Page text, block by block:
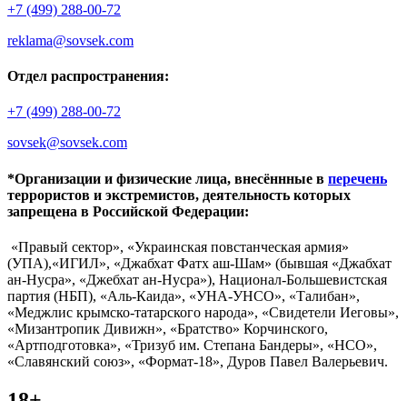
+7 (499) 288-00-72
reklama@sovsek.com
Отдел распространения:
+7 (499) 288-00-72
sovsek@sovsek.com
*Организации и физические лица, внесённные в перечень
террористов и экстремистов, деятельность которых
запрещена в Российской Федерации:
«Правый сектор», «Украинская повстанческая армия»
(УПА),«ИГИЛ», «Джабхат Фатх аш-Шам» (бывшая «Джабхат
ан-Нусра», «Джебхат ан-Нусра»), Национал-Большевистская
партия (НБП), «Аль-Каида», «УНА-УНСО», «Талибан»,
«Меджлис крымско-татарского народа», «Свидетели Иеговы»,
«Мизантропик Дивижн», «Братство» Корчинского,
«Артподготовка», «Тризуб им. Степана Бандеры», «НСО»,
«Славянский союз», «Формат-18», Дуров Павел Валерьевич.